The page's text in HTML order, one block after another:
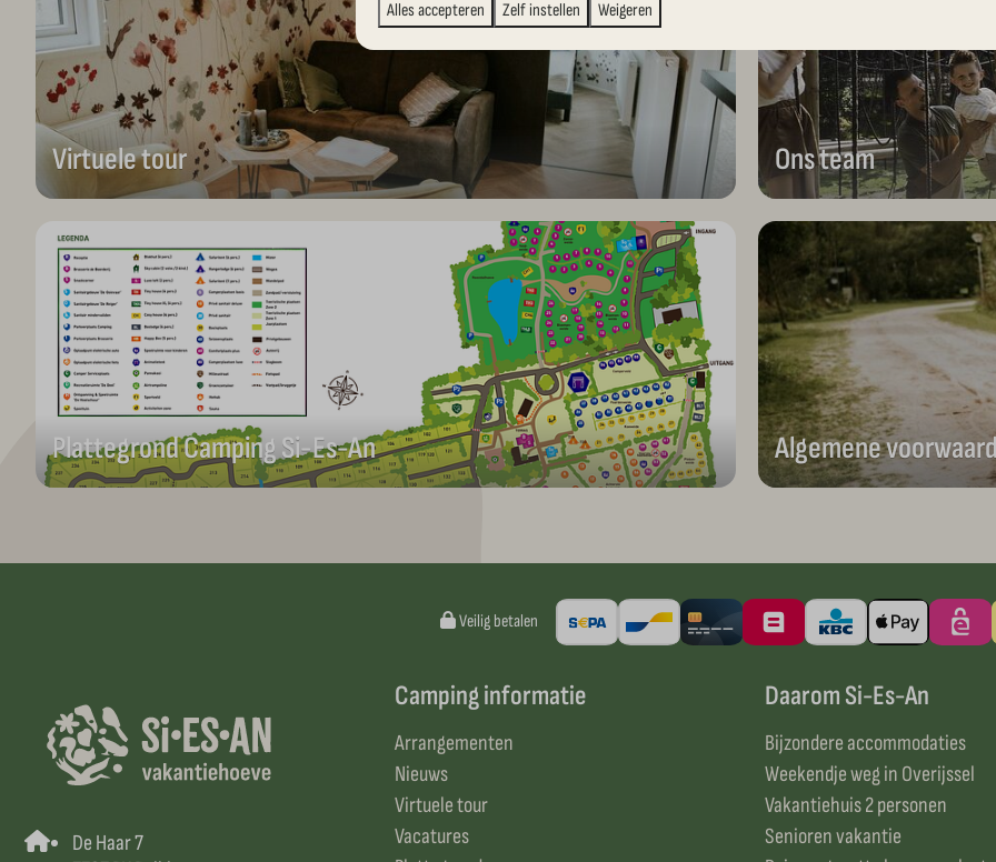
Virtuele tour Ons team
Plattegrond Camping Si-Es-An Algemene
Veilig betalen
De Haar 7
Camping informatie
Arrangementen
Nieuws
Virtuele tour
Vacatures
Daarom Si-Es-An
Bijzondere accommodaties
Weekendje weg in Overijssel
Vakantiehuis 2 personen
Senioren vakantie
Alles accepteren Zelf instellen Weigeren